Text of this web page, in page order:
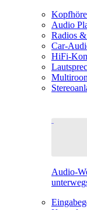
Audio
Radios
Car-
HiFi-
Audio-